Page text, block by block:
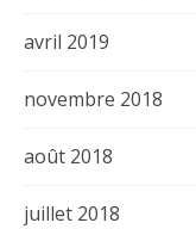
avril 2019
novembre 2018
août 2018
juillet 2018